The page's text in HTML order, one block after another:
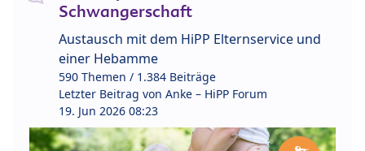
Schwangerschaft
Austausch mit dem HiPP Elternservice und
einer Hebamme
590 Themen / 1.384 Beiträge
Letzter Beitrag von Anke – HiPP Forum
19. Jun 2026 08:23